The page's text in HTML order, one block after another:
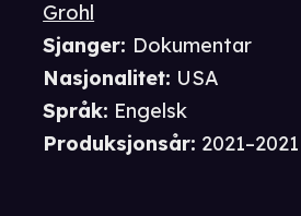
Grohl
Sjanger: Dokumentar
Nasjonalitet: USA
Språk: Engelsk
Produksjonsår: 2021–2021